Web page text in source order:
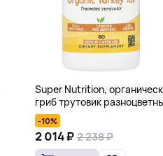
Super Nutrition,
гриб трутовик
60 растительных капсул
-10%
2 014 ₽ 2 238 ₽